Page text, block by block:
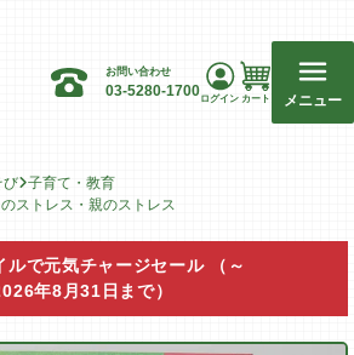
お問い合わせ
03-5280-1700ログイン カート メニュー
び 子育て・教育
ストレス・親のストレス
ルで元気チャージセール
（～
年8月31日まで）